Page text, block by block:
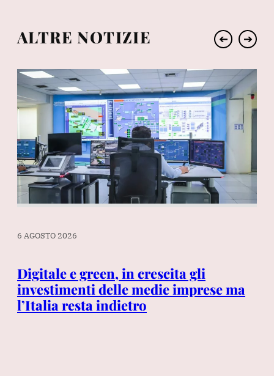
ALTRE NOTIZIE ➔ ➔
6 AGOSTO 2026
Digitale e green, in crescita gli
investimenti delle medie imprese ma
l’Italia resta indietro